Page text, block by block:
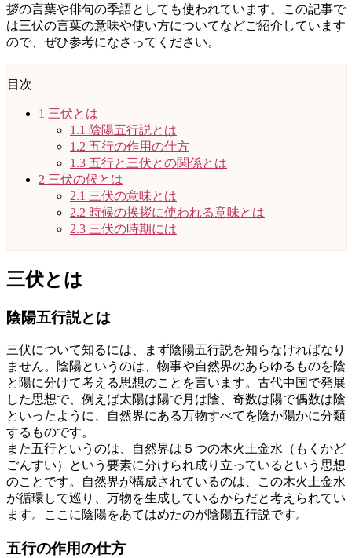
拶の言葉や俳句の季語としても使われています。この記事で
は三伏の言葉の意味や使い方についてなどご紹介しています
ので、ぜひ参考になさってください。
目次
1 三伏とは
1.1 陰陽五行説とは
1.2 五行の作用の仕方
1.3 五行と三伏との関係とは
2 三伏の候とは
2.1 三伏の意味とは
2.2 時候の挨拶に使われる意味とは
2.3 三伏の時期には
三伏とは
陰陽五行説とは
三伏について知るには、まず陰陽五行説を知らなければなり
ません。陰陽というのは、物事や自然界のあらゆるものを陰
と陽に分けて考える思想のことを言います。古代中国で発展
した思想で、例えば太陽は陽で月は陰、奇数は陽で偶数は陰
といったように、自然界にある万物すべてを陰か陽かに分類
するものです。
また五行というのは、自然界は５つの木火土金水（もくかど
ごんすい）という要素に分けられ成り立っているという思想
のことです。自然界が構成されているのは、この木火土金水
が循環して巡り、万物を生成しているからだと考えられてい
ます。ここに陰陽をあてはめたのが陰陽五行説です。
五行の作用の仕方